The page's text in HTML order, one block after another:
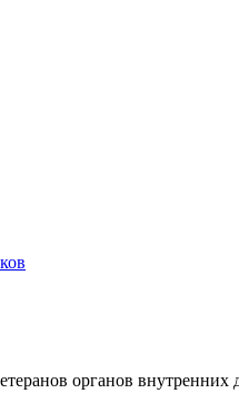
органов